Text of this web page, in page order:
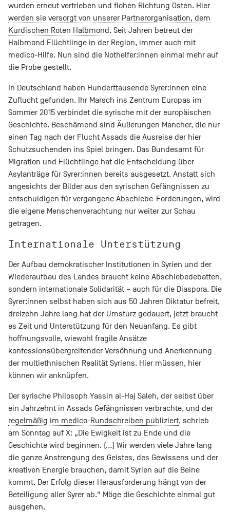
wurden erneut vertrieben und flohen Richtung Osten. Hier
werden sie versorgt von unserer Partnerorganisation, dem
Kurdischen Roten Halbmond. Seit Jahren betreut der
Halbmond Flüchtlinge in der Region, immer auch mit
medico-Hilfe. Nun sind die Nothelfer:innen einmal mehr auf
die Probe gestellt.
In Deutschland haben Hunderttausende Syrer:innen eine
Zuflucht gefunden. Ihr Marsch ins Zentrum Europas im
Sommer 2015 verbindet die syrische mit der europäischen
Geschichte. Beschämend sind Äußerungen Mancher, die nur
einen Tag nach der Flucht Assads die Ausreise der hier
Schutzsuchenden ins Spiel bringen. Das Bundesamt für
Migration und Flüchtlinge hat die Entscheidung über
Asylanträge für Syrer:innen bereits ausgesetzt. Anstatt sich
angesichts der Bilder aus den syrischen Gefängnissen zu
entschuldigen für vergangene Abschiebe-Forderungen, wird
die eigene Menschenverachtung nur weiter zur Schau
getragen.
Internationale Unterstützung
Der Aufbau demokratischer Institutionen in Syrien und der
Wiederaufbau des Landes braucht keine Abschiebedebatten,
sondern internationale Solidarität – auch für die Diaspora. Die
Syrer:innen selbst haben sich aus 50 Jahren Diktatur befreit,
dreizehn Jahre lang hat der Umsturz gedauert, jetzt braucht
es Zeit und Unterstützung für den Neuanfang. Es gibt
hoffnungsvolle, wiewohl fragile Ansätze
konfessionsübergreifender Versöhnung und Anerkennung
der multiethnischen Realität Syriens. Hier müssen, hier
können wir anknüpfen.
Der syrische Philosoph Yassin al-Haj Saleh, der selbst über
ein Jahrzehnt in Assads Gefängnissen verbrachte, und der
regelmäßig im medico-Rundschreiben publiziert, schrieb
am Sonntag auf X: „Die Ewigkeit ist zu Ende und die
Geschichte wird beginnen. (…) Wir werden viele Jahre lang
die ganze Anstrengung des Geistes, des Gewissens und der
kreativen Energie brauchen, damit Syrien auf die Beine
kommt. Der Erfolg dieser Herausforderung hängt von der
Beteiligung aller Syrer ab.“ Möge die Geschichte einmal gut
ausgehen.